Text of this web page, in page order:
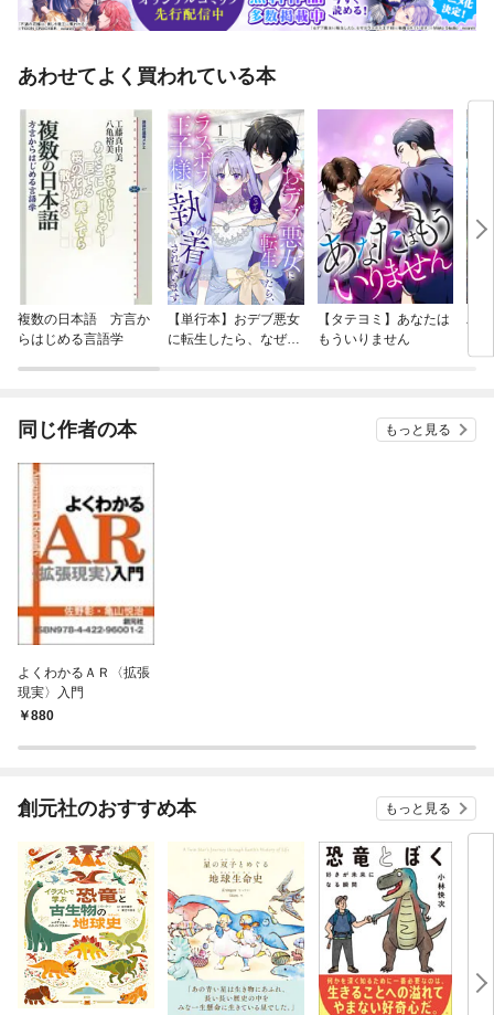
あわせてよく買われている本
複数の日本語 方言か
らはじめる言語学
【単行本】おデブ悪女
に転生したら、なぜか
【タテヨミ】あなたは
もういりません
バ
今
同じ作者の本 もっと見る
よくわかるＡＲ〈拡張
現実〉入門
880
創元社のおすすめ本 もっと見る